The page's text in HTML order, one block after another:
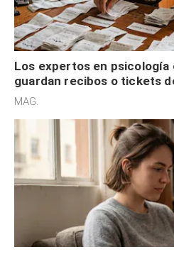
Los expertos en psicología
guardan recibos o tickets
son acumuladores, sino
MAG.